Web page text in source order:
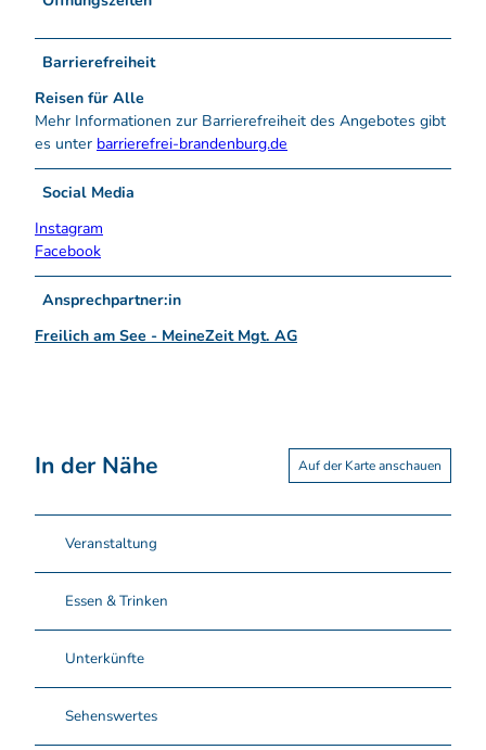
Barrierefreiheit
Reisen für Alle
Mehr Informationen zur Barrierefreiheit des Angebotes gibt
es unter barrierefrei-brandenburg.de
Social Media
Instagram
Facebook
Ansprechpartner:in
Freilich am See - MeineZeit Mgt. AG
In der Nähe Auf der Karte anschauen
Veranstaltung
Essen & Trinken
Unterkünfte
Sehenswertes